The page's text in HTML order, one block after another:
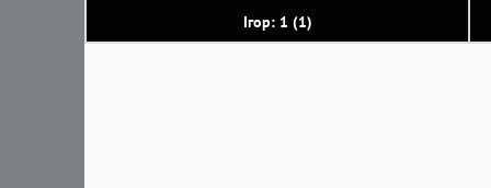
Ігор: 1 (1)